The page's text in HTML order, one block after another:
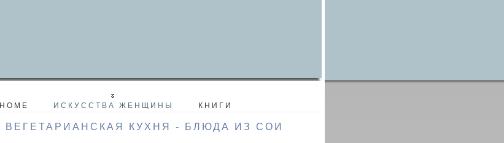
HOME ИСКУССТВА ЖЕНЩИНЫ КНИГИ
ВЕГЕТАРИАНСКАЯ КУХНЯ - БЛЮДА ИЗ СОИ